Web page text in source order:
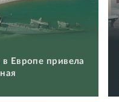
Европе привела